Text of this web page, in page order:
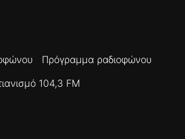
Πρόγραμμα ραδιοφώνου
104,3 FM